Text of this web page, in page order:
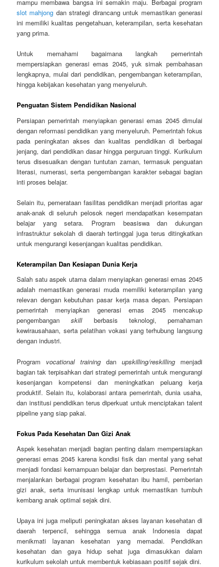
mampu membawa bangsa ini semakin maju. Berbagai program
slot mahjong dan strategi dirancang untuk memastikan generasi
ini memiliki kualitas pengetahuan, keterampilan, serta kesehatan
yang prima.
Untuk memahami bagaimana langkah pemerintah
mempersiapkan generasi emas 2045, yuk simak pembahasan
lengkapnya, mulai dari pendidikan, pengembangan keterampilan,
hingga kebijakan kesehatan yang menyeluruh.
Penguatan Sistem Pendidikan Nasional
Persiapan pemerintah menyiapkan generasi emas 2045 dimulai
dengan reformasi pendidikan yang menyeluruh. Pemerintah fokus
pada peningkatan akses dan kualitas pendidikan di berbagai
jenjang, dari pendidikan dasar hingga perguruan tinggi. Kurikulum
terus disesuaikan dengan tuntutan zaman, termasuk penguatan
literasi, numerasi, serta pengembangan karakter sebagai bagian
inti proses belajar.
Selain itu, pemerataan fasilitas pendidikan menjadi prioritas agar
anak-anak di seluruh pelosok negeri mendapatkan kesempatan
belajar yang setara. Program beasiswa dan dukungan
infrastruktur sekolah di daerah tertinggal juga terus ditingkatkan
untuk mengurangi kesenjangan kualitas pendidikan.
Keterampilan Dan Kesiapan Dunia Kerja
Salah satu aspek utama dalam menyiapkan generasi emas 2045
adalah memastikan generasi muda memiliki keterampilan yang
relevan dengan kebutuhan pasar kerja masa depan. Persiapan
pemerintah menyiapkan generasi emas 2045 mencakup
pengembanganskillberbasis teknologi, pemahaman
kewirausahaan, serta pelatihan vokasi yang terhubung langsung
dengan industri.
Program vocational training dan upskilling/reskillingmenjadi
bagian tak terpisahkan dari strategi pemerintah untuk mengurangi
kesenjangan kompetensi dan meningkatkan peluang kerja
produktif. Selain itu, kolaborasi antara pemerintah, dunia usaha,
dan institusi pendidikan terus diperkuat untuk menciptakan talent
pipeline yang siap pakai.
Fokus Pada Kesehatan Dan Gizi Anak
Aspek kesehatan menjadi bagian penting dalam mempersiapkan
generasi emas 2045 karena kondisi fisik dan mental yang sehat
menjadi fondasi kemampuan belajar dan berprestasi. Pemerintah
menjalankan berbagai program kesehatan ibu hamil, pemberian
gizi anak, serta imunisasi lengkap untuk memastikan tumbuh
kembang anak optimal sejak dini.
Upaya ini juga meliputi peningkatan akses layanan kesehatan di
daerah terpencil, sehingga semua anak Indonesia dapat
menikmati layanan kesehatan yang memadai. Pendidikan
kesehatan dan gaya hidup sehat juga dimasukkan dalam
kurikulum sekolah untuk membentuk kebiasaan positif sejak dini.